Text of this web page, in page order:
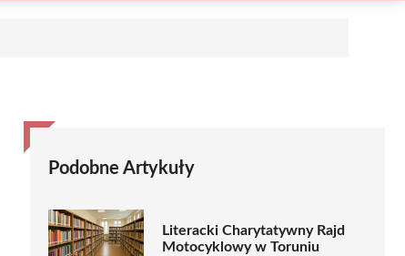
Podobne Artykuły
Literacki Charytatywny Rajd
Motocyklowy w Toruniu